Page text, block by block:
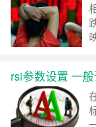
rsi参数设置 一